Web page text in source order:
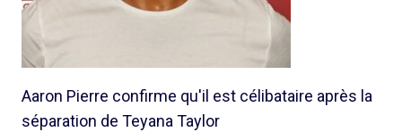
Aaron Pierre confirme qu'il est célibataire après la
séparation de Teyana Taylor